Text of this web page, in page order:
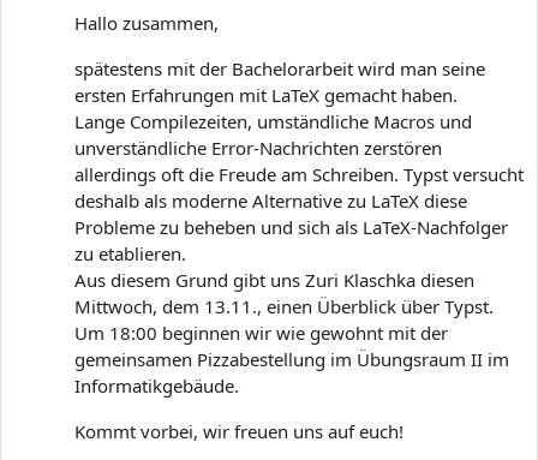
Hallo zusammen,
spätestens mit der Bachelorarbeit wird man seine
ersten Erfahrungen mit LaTeX gemacht haben.
Lange Compilezeiten, umständliche Macros und
unverständliche Error-Nachrichten zerstören
allerdings oft die Freude am Schreiben. Typst versucht
deshalb als moderne Alternative zu LaTeX diese
Probleme zu beheben und sich als LaTeX-Nachfolger
zu etablieren.
Aus diesem Grund gibt uns Zuri Klaschka diesen
Mittwoch, dem 13.11., einen Überblick über Typst.
Um 18:00 beginnen wir wie gewohnt mit der
gemeinsamen Pizzabestellung im Übungsraum II im
Informatikgebäude.
Kommt vorbei, wir freuen uns auf euch!